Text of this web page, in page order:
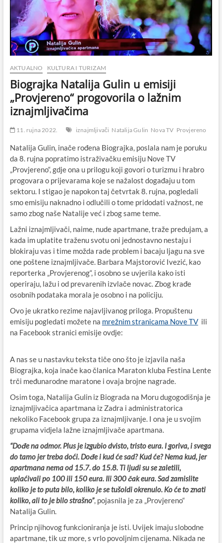
AKTUALNO KULTURA I TURIZAM
Biograjka Natalija Gulin u emisiji
„Provjereno“ progovorila o lažnim
iznajmljivačima
11. rujna 2022. iznajmljivači Natalija Gulin Nova TV Provjereno
Natalija Gulin, inače rođena Biograjka, poslala nam je poruku
da 8. rujna popratimo istraživačku emisiju Nove TV
„Provjereno“, gdje ona u prilogu koji govori o turizmu i hrabro
progovara o prijevarama koje se nažalost događaju u tom
sektoru. I stigao je napokon taj četvrtak 8. rujna, pogledali
smo emisiju naknadno i odlučili o tome pridodati važnost, ne
samo zbog naše Natalije već i zbog same teme.
Lažni iznajmljivači, naime, nude apartmane, traže predujam, a
kada im uplatite traženu svotu oni jednostavno nestaju i
blokiraju vas i time možda rade problem i bacaju ljagu na sve
one poštene iznajmljivače. Barbara Majstorović Ivezić, kao
reporterka „Provjerenog“, i osobno se uvjerila kako isti
operiraju, lažu i od prevarenih izvlače novac. Zbog krađe
osobnih podataka morala je osobno i na policiju.
Ovo je ukratko rezime najavljivanog priloga. Propuštenu
emisiju pogledati možete na mrežnim stranicama Nove TVili
na Facebook stranici emisije ovdje:
A nas se u nastavku teksta tiče ono što je izjavila naša
Biograjka, koja inače kao članica Maraton kluba Festina Lente
trči međunarodne maratone i ovaja brojne nagrade.
Osim toga, Natalija Gulin iz Biograda na Moru dugogodišnja je
iznajmljivačica apartmana iz Zadra i administratorica
nekoliko Facebook grupa za iznajmljivanje. I ona je u svojim
grupama vidjela lažne iznajmljivače apartmana.
“Dođe na odmor. Plus je izgubio dvisto, tristo eura. I goriva, i svega
do tamo jer treba doći. Dođe i kud će sad? Kud će? Nema kud, jer
apartmana nema od 15.7. do 15.8. Ti ljudi su se zaletili,
uplaćivali po 100 ili 150 eura. Ili 300 čak eura. Sad zamislite
koliko je to puta bilo, koliko je se tušoldi okrenulo. Ko će to znati
koliko, ali to je bilo strašno”, pojasnila je za „Provjereno“
Natalija Gulin.
Princip njihovog funkcioniranja je isti. Uvijek imaju slobodne
apartmane, tik uz more, s vrlo povoljnim cijenama. Nikada ne